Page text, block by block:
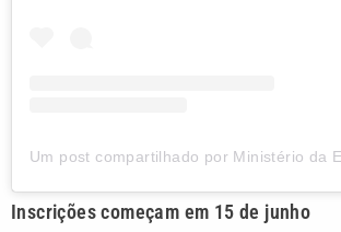
Inscrições começam em 15 de junho